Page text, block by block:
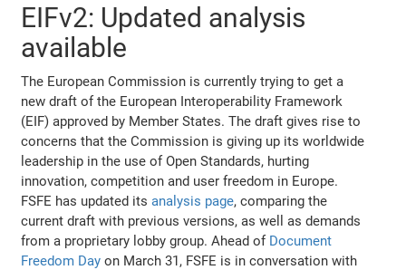
EIFv2: Updated analysis
available
The European Commission is currently trying to get a
new draft of the European Interoperability Framework
(EIF) approved by Member States. The draft gives rise to
concerns that the Commission is giving up its worldwide
leadership in the use of Open Standards, hurting
innovation, competition and user freedom in Europe.
FSFE has updated itsanalysis page, comparing the
current draft with previous versions, as well as demands
from a proprietary lobby group. Ahead of Document
Freedom Day on March 31, FSFE is in conversation with